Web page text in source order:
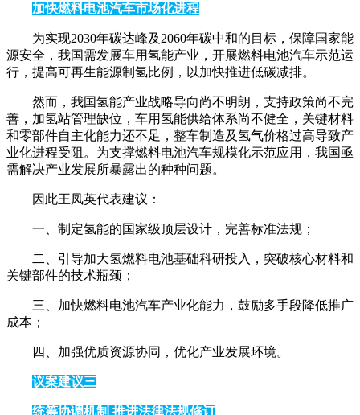
加快燃料电池汽车市场化进程
为实现2030年碳达峰及2060年碳中和的目标，保障国家能
源安全，我国需发展车用氢能产业，开展燃料电池汽车示范运
行，提高可再生能源制氢比例，以加快推进低碳减排。
然而，我国氢能产业战略导向尚不明朗，支持政策尚不完
善，加氢站管理缺位，车用氢能供给体系尚不健全，关键材料
和零部件自主化能力还不足，整车制造及氢气价格过高导致产
业化进程受阻。为支撑燃料电池汽车规模化示范应用，我国亟
需解决产业发展所暴露出的种种问题。
因此王凤英代表建议：
一、制定氢能的国家级顶层设计，完善标准法规；
二、引导加大氢燃料电池基础科研投入，突破核心材料和
关键部件的技术瓶颈；
三、加快燃料电池汽车产业化能力，鼓励多手段降低推广
成本；
四、加强优质资源协同，优化产业发展环境。
议案建议三
统筹协调机制 推进法律法规修订